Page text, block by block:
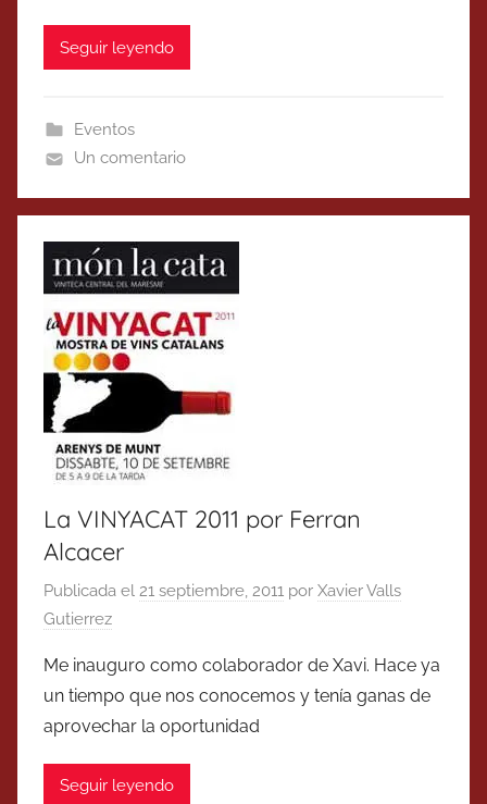
Seguir leyendo
Eventos
Un comentario
La VINYACAT 2011 por Ferran
Alcacer
Publicada el 21 septiembre, 2011 por Xavier Valls
Gutierrez
Me inauguro como colaborador de Xavi. Hace ya
un tiempo que nos conocemos y tenía ganas de
aprovechar la oportunidad
Seguir leyendo